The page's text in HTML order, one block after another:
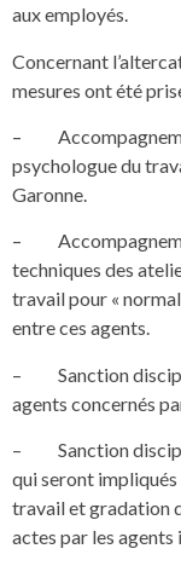
aux employés.
Concernant
mesures ont été
–
psychologue du
Garonne.
–
techniques des
travail pour «
entre ces agents.
– Sanction
agents concernés
– Sanction
qui seront
travail et gradation
actes par les agents